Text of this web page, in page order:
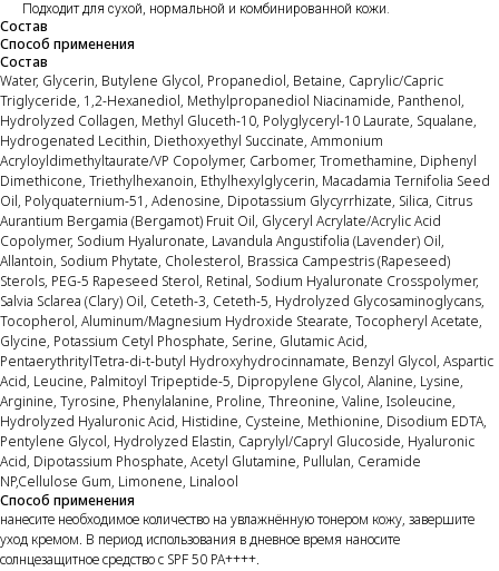
Подходит для сухой, нормальной и комбинированной кожи.
Состав
Способ применения
Состав
Water, Glycerin, Butylene Glycol, Propanediol, Betaine, Caprylic/Capric
Triglyceride, 1,2-Hexanediol, Methylpropanediol Niacinamide, Panthenol,
Hydrolyzed Collagen, Methyl Gluceth-10, Polyglyceryl-10 Laurate, Squalane,
Hydrogenated Lecithin, Diethoxyethyl Succinate, Ammonium
Acryloyldimethyltaurate/VP Copolymer, Carbomer, Tromethamine, Diphenyl
Dimethicone, Triethylhexanoin, Ethylhexylglycerin, Macadamia Ternifolia Seed
Oil, Polyquaternium-51, Adenosine, Dipotassium Glycyrrhizate, Silica, Citrus
Aurantium Bergamia (Bergamot) Fruit Oil, Glyceryl Acrylate/Acrylic Acid
Copolymer, Sodium Hyaluronate, Lavandula Angustifolia (Lavender) Oil,
Allantoin, Sodium Phytate, Cholesterol, Brassica Campestris (Rapeseed)
Sterols, PEG-5 Rapeseed Sterol, Retinal, Sodium Hyaluronate Crosspolymer,
Salvia Sclarea (Clary) Oil, Ceteth-3, Ceteth-5, Hydrolyzed Glycosaminoglycans,
Tocopherol, Aluminum/Magnesium Hydroxide Stearate, Tocopheryl Acetate,
Glycine, Potassium Cetyl Phosphate, Serine, Glutamic Acid,
PentaerythritylTetra-di-t-butyl Hydroxyhydrocinnamate, Benzyl Glycol, Aspartic
Acid, Leucine, Palmitoyl Tripeptide-5, Dipropylene Glycol, Alanine, Lysine,
Arginine, Tyrosine, Phenylalanine, Proline, Threonine, Valine, Isoleucine,
Hydrolyzed Hyaluronic Acid, Histidine, Cysteine, Methionine, Disodium EDTA,
Pentylene Glycol, Hydrolyzed Elastin, Caprylyl/Capryl Glucoside, Hyaluronic
Acid, Dipotassium Phosphate, Acetyl Glutamine, Pullulan, Ceramide
NP,Cellulose Gum, Limonene, Linalool
Способ применения
нанесите необходимое количество на увлажнённую тонером кожу, завершите
уход кремом. В период использования в дневное время наносите
солнцезащитное средство с SPF 50 PA++++.